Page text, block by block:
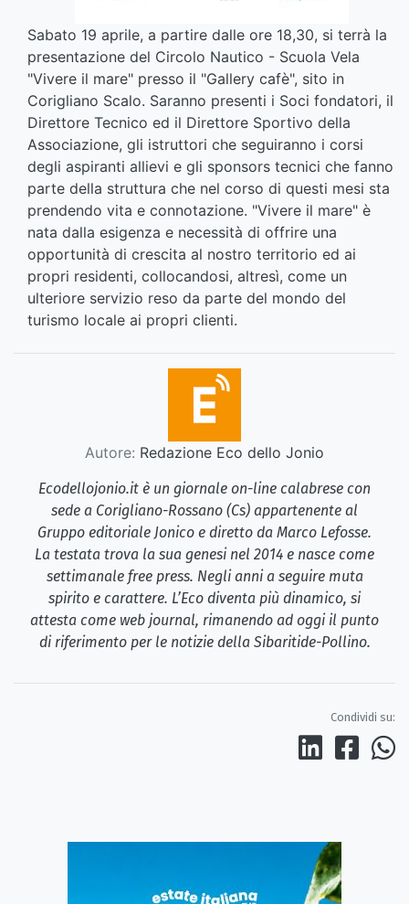
Sabato 19 aprile, a partire dalle ore 18,30, si terrà la
presentazione del Circolo Nautico - Scuola Vela
"Vivere il mare" presso il "Gallery cafè", sito in
Corigliano Scalo. Saranno presenti i Soci fondatori, il
Direttore Tecnico ed il Direttore Sportivo della
Associazione, gli istruttori che seguiranno i corsi
degli aspiranti allievi e gli sponsors tecnici che fanno
parte della struttura che nel corso di questi mesi sta
prendendo vita e connotazione. "Vivere il mare" è
nata dalla esigenza e necessità di offrire una
opportunità di crescita al nostro territorio ed ai
propri residenti, collocandosi, altresì, come un
ulteriore servizio reso da parte del mondo del
turismo locale ai propri clienti.
Autore: Redazione Eco dello Jonio
Ecodellojonio.it è un giornale on-line calabrese con
sede a Corigliano-Rossano (Cs) appartenente al
Gruppo editoriale Jonico e diretto da Marco Lefosse.
La testata trova la sua genesi nel 2014 e nasce come
settimanale free press. Negli anni a seguire muta
spirito e carattere. L’Eco diventa più dinamico, si
attesta come web journal, rimanendo ad oggi il punto
di riferimento per le notizie della Sibaritide-Pollino.
Condividi su: